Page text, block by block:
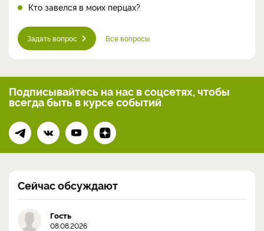
Кто завелся в моих перцах?
Задать вопрос Все вопросы
Подписывайтесь на нас в соцсетях, чтобы
всегдабыть в курсе событий
Сейчас обсуждают
Гость
08.08.2026